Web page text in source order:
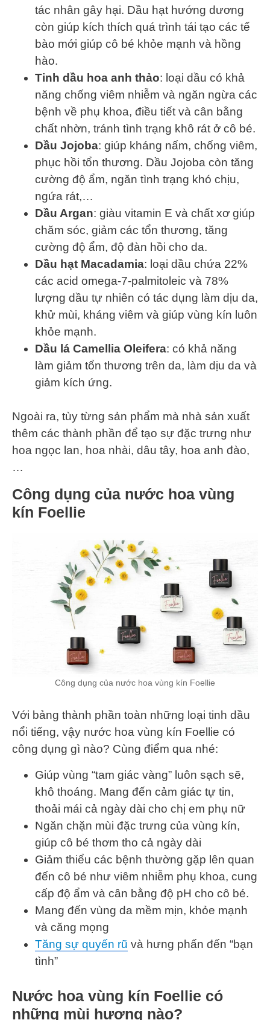
tác nhân gây hại. Dầu hạt hướng dương
còn giúp kích thích quá trình tái tạo các tế
bào mới giúp cô bé khỏe mạnh và hồng
hào.
Tinh dầu hoa anh thảo: loại dầu có khả
năng chống viêm nhiễm và ngăn ngừa các
bệnh về phụ khoa, điều tiết và cân bằng
chất nhờn, tránh tình trạng khô rát ở cô bé.
Dầu Jojoba: giúp kháng nấm, chống viêm,
phục hồi tổn thương. Dầu Jojoba còn tăng
cường độ ẩm, ngăn tình trạng khó chịu,
ngứa rát,…
Dầu Argan: giàu vitamin E và chất xơ giúp
chăm sóc, giảm các tổn thương, tăng
cường độ ẩm, độ đàn hồi cho da.
Dầu hạt Macadamia: loại dầu chứa 22%
các acid omega-7-palmitoleic và 78%
lượng dầu tự nhiên có tác dụng làm dịu da,
khử mùi, kháng viêm và giúp vùng kín luôn
khỏe mạnh.
Dầu lá Camellia Oleifera: có khả năng
làm giảm tổn thương trên da, làm dịu da và
giảm kích ứng.
Ngoài ra, tùy từng sản phẩm mà nhà sản xuất
thêm các thành phần để tạo sự đặc trưng như
hoa ngọc lan, hoa nhài, dâu tây, hoa anh đào,
…
Công dụng của nước hoa vùng
kín Foellie
Công dụng của nước hoa vùng kín Foellie
Với bảng thành phần toàn những loại tinh dầu
nổi tiếng, vậy nước hoa vùng kín Foellie có
công dụng gì nào? Cùng điểm qua nhé:
Giúp vùng “tam giác vàng” luôn sạch sẽ,
khô thoáng. Mang đến cảm giác tự tin,
thoải mái cả ngày dài cho chị em phụ nữ
Ngăn chặn mùi đặc trưng của vùng kín,
giúp cô bé thơm tho cả ngày dài
Giảm thiểu các bệnh thường gặp lên quan
đến cô bé như viêm nhiễm phụ khoa, cung
cấp độ ẩm và cân bằng độ pH cho cô bé.
Mang đến vùng da mềm mịn, khỏe mạnh
và căng mọng
Tăng sự quyến rũ và hưng phấn đến “bạn
tình”
Nước hoa vùng kín Foellie có
những mùi hương nào?